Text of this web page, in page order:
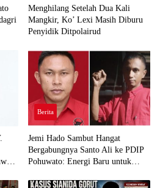
Menghilang Setelah Dua Kali
Mangkir, Ko’ Lexi Masih Diburu
Penyidik Ditpolairud
Berita
Jemi Hado Sambut Hangat
Bergabungnya Santo Ali ke PDIP
Pohuwato: Energi Baru untuk